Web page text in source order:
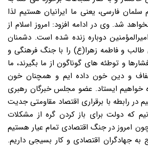
فارسی، یعنی ما ایرانیان هستیم لذا
شد. وی در ادامه افزود: امروز اسلام از
دوباره زنده شده است. دشمنان
و فاطمه زهرا(ع) را با جنگ فرهنگی و
و توطئه های گوناگون از ما بگیرند، ما
عفاف و دین خون داده ایم و همچنان خون
خواهیم ایستاد. عضو مجلس خبرگان رهبری
رابطه با برقراری اقتصاد مقاومتی جدیت
که دولت برای باز کردن گره از مشکلات
امروز در جنگ اقتصادی تمام عیار هستیم
به جهادگران اقتصادی و کار بسیجی داریم.